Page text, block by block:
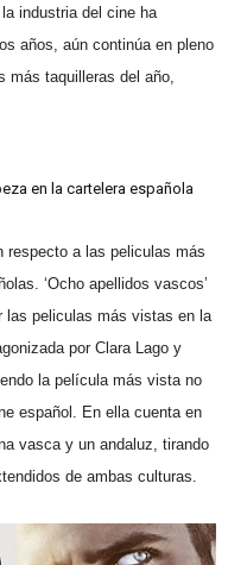
industria del cine ha
años, aún continúa en pleno
más taquilleras del año,
en la cartelera española
respecto a las peliculas más
‘Ocho apellidos vascos’
las peliculas más vistas en la
por Clara Lago y
la película más vista no
español. En ella cuenta en
vasca y un andaluz, tirando
de ambas culturas.